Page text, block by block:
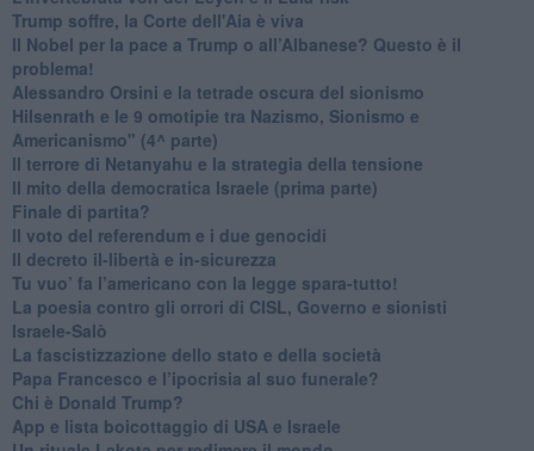
Trump soffre, la Corte dell'Aia è viva
​Il Nobel per la pace a Trump o all’Albanese? Questo è il
problema!
​Alessandro Orsini e la tetrade oscura del sionismo
​Hilsenrath e le 9 omotipie tra Nazismo, Sionismo e
Americanismo" (4^ parte)
​Il terrore di Netanyahu e la strategia della tensione
Il mito della democratica Israele (prima parte)
​Finale di partita?
​Il voto del referendum e i due genocidi
Il decreto il-libertà e in-sicurezza
Tu vuo’ fa l’americano con la legge spara-tutto!
La poesia contro gli orrori di CISL, Governo e sionisti
Israele-Salò
​La fascistizzazione dello stato e della società
Papa Francesco e l’ipocrisia al suo funerale?
​Chi è Donald Trump?
App e lista boicottaggio di USA e Israele